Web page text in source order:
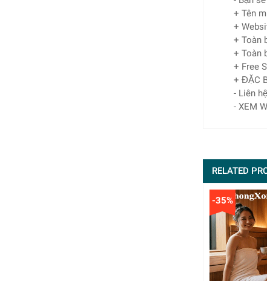
+ Tên
+
+ Toàn
+ Toàn
+ Free
+ ĐẶC
- Liên
- XEM
RELATED
-35%